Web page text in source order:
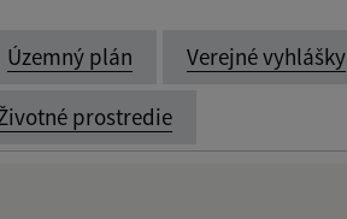
Územný plán Verejné vyhlášky
prostredie